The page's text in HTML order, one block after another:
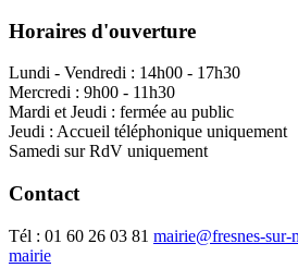
Horaires d'ouverture
Lundi - Vendredi : 14h00 - 17h30
Mercredi : 9h00 - 11h30
Mardi et Jeudi : fermée au public
Jeudi : Accueil téléphonique uniquement
Samedi sur RdV uniquement
Contact
Tél : 01 60 26 03 81 mairie@fresnes-sur-
mairie